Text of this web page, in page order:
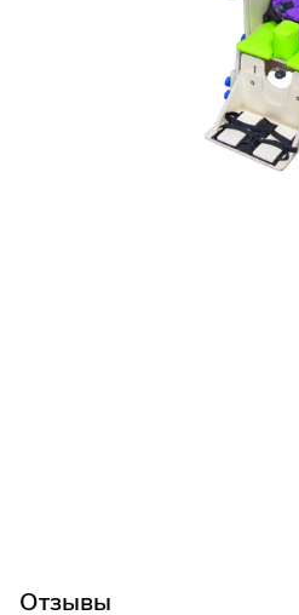
Отзывы